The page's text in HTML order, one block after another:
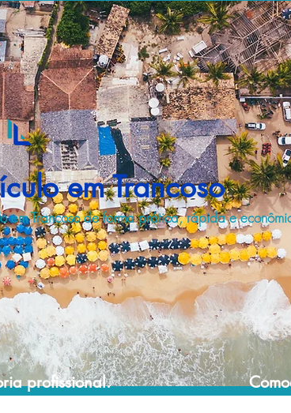
em Trancoso
em Trancoso de forma prática, rápida e
profissional.